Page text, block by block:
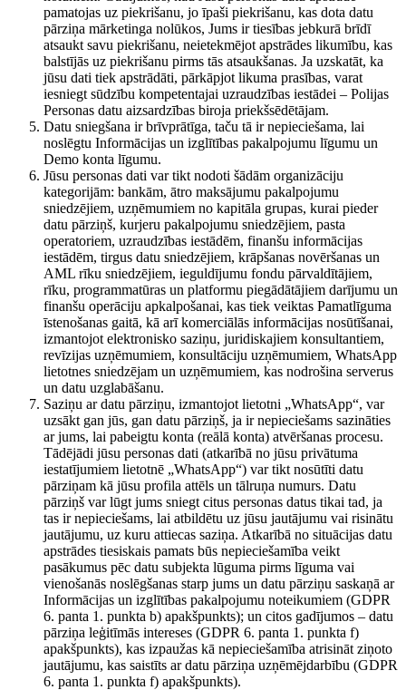
pamatojas uz piekrišanu, jo īpaši piekrišanu, kas dota datu
pārziņa mārketinga nolūkos, Jums ir tiesības jebkurā brīdī
atsaukt savu piekrišanu, neietekmējot apstrādes likumību, kas
balstījās uz piekrišanu pirms tās atsaukšanas. Ja uzskatāt, ka
jūsu dati tiek apstrādāti, pārkāpjot likuma prasības, varat
iesniegt sūdzību kompetentajai uzraudzības iestādei – Polijas
Personas datu aizsardzības biroja priekšsēdētājam.
Datu sniegšana ir brīvprātīga, taču tā ir nepieciešama, lai
noslēgtu Informācijas un izglītības pakalpojumu līgumu un
Demo konta līgumu.
Jūsu personas dati var tikt nodoti šādām organizāciju
kategorijām: bankām, ātro maksājumu pakalpojumu
sniedzējiem, uzņēmumiem no kapitāla grupas, kurai pieder
datu pārziņš, kurjeru pakalpojumu sniedzējiem, pasta
operatoriem, uzraudzības iestādēm, finanšu informācijas
iestādēm, tirgus datu sniedzējiem, krāpšanas novēršanas un
AML rīku sniedzējiem, ieguldījumu fondu pārvaldītājiem,
rīku, programmatūras un platformu piegādātājiem darījumu un
finanšu operāciju apkalpošanai, kas tiek veiktas Pamatlīguma
īstenošanas gaitā, kā arī komerciālās informācijas nosūtīšanai,
izmantojot elektronisko saziņu, juridiskajiem konsultantiem,
revīzijas uzņēmumiem, konsultāciju uzņēmumiem, WhatsApp
lietotnes sniedzējam un uzņēmumiem, kas nodrošina serverus
un datu uzglabāšanu.
Saziņu ar datu pārziņu, izmantojot lietotni „WhatsApp“, var
uzsākt gan jūs, gan datu pārziņš, ja ir nepieciešams sazināties
ar jums, lai pabeigtu konta (reālā konta) atvēršanas procesu.
Tādējādi jūsu personas dati (atkarībā no jūsu privātuma
iestatījumiem lietotnē „WhatsApp“) var tikt nosūtīti datu
pārziņam kā jūsu profila attēls un tālruņa numurs. Datu
pārziņš var lūgt jums sniegt citus personas datus tikai tad, ja
tas ir nepieciešams, lai atbildētu uz jūsu jautājumu vai risinātu
jautājumu, uz kuru attiecas saziņa. Atkarībā no situācijas datu
apstrādes tiesiskais pamats būs nepieciešamība veikt
pasākumus pēc datu subjekta lūguma pirms līguma vai
vienošanās noslēgšanas starp jums un datu pārziņu saskaņā ar
Informācijas un izglītības pakalpojumu noteikumiem (GDPR
6. panta 1. punkta b) apakšpunkts); un citos gadījumos – datu
pārziņa leģitīmās intereses (GDPR 6. panta 1. punkta f)
apakšpunkts), kas izpaužas kā nepieciešamība atrisināt ziņoto
jautājumu, kas saistīts ar datu pārziņa uzņēmējdarbību (GDPR
6. panta 1. punkta f) apakšpunkts).